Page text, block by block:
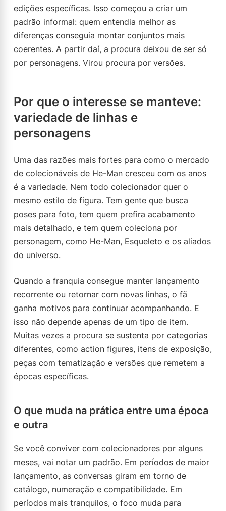
edições específicas. Isso começou a criar um
padrão informal: quem entendia melhor as
diferenças conseguia montar conjuntos mais
coerentes. A partir daí, a procura deixou de ser só
por personagens. Virou procura por versões.
Por que o interesse se manteve:
variedade de linhas e
personagens
Uma das razões mais fortes para como o mercado
de colecionáveis de He-Man cresceu com os anos
é a variedade. Nem todo colecionador quer o
mesmo estilo de figura. Tem gente que busca
poses para foto, tem quem prefira acabamento
mais detalhado, e tem quem coleciona por
personagem, como He-Man, Esqueleto e os aliados
do universo.
Quando a franquia consegue manter lançamento
recorrente ou retornar com novas linhas, o fã
ganha motivos para continuar acompanhando. E
isso não depende apenas de um tipo de item.
Muitas vezes a procura se sustenta por categorias
diferentes, como action figures, itens de exposição,
peças com tematização e versões que remetem a
épocas específicas.
O que muda na prática entre uma época
e outra
Se você conviver com colecionadores por alguns
meses, vai notar um padrão. Em períodos de maior
lançamento, as conversas giram em torno de
catálogo, numeração e compatibilidade. Em
períodos mais tranquilos, o foco muda para